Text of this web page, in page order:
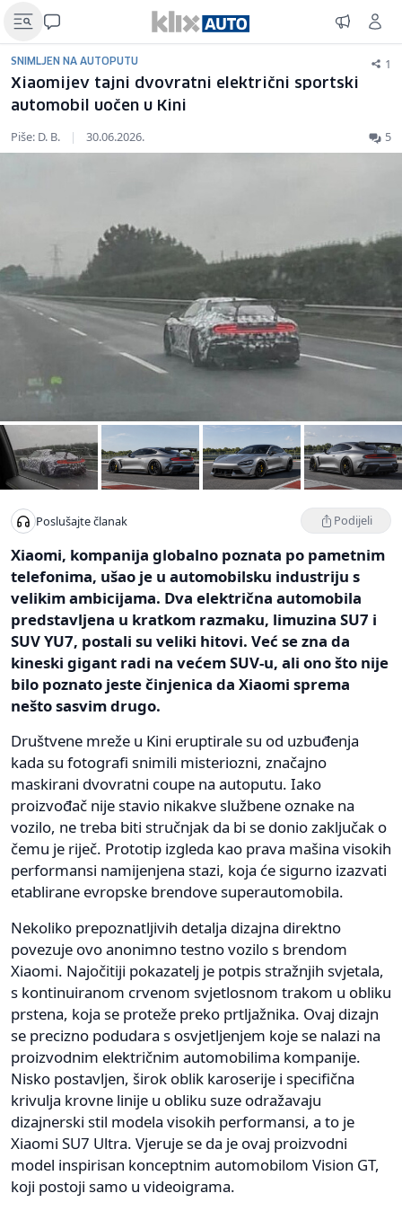
SNIMLJEN NA AUTOPUTU 1
Xiaomijev tajni dvovratni električni sportski
automobil uočen u Kini
Piše: D. B. | 30.06.2026. 5
Poslušajte članak Podijeli
Xiaomi, kompanija globalno poznata po pametnim
telefonima, ušao je u automobilsku industriju s
velikim ambicijama. Dva električna automobila
predstavljena u kratkom razmaku, limuzina SU7 i
SUV YU7, postali su veliki hitovi. Već se zna da
kineski gigant radi na većem SUV-u, ali ono što nije
bilo poznato jeste činjenica da Xiaomi sprema
nešto sasvim drugo.
Društvene mreže u Kini eruptirale su od uzbuđenja
kada su fotografi snimili misteriozni, značajno
maskirani dvovratni coupe na autoputu. Iako
proizvođač nije stavio nikakve službene oznake na
vozilo, ne treba biti stručnjak da bi se donio zaključak o
čemu je riječ. Prototip izgleda kao prava mašina visokih
performansi namijenjena stazi, koja će sigurno izazvati
etablirane evropske brendove superautomobila.
Nekoliko prepoznatljivih detalja dizajna direktno
povezuje ovo anonimno testno vozilo s brendom
Xiaomi. Najočitiji pokazatelj je potpis stražnjih svjetala,
s kontinuiranom crvenom svjetlosnom trakom u obliku
prstena, koja se proteže preko prtljažnika. Ovaj dizajn
se precizno podudara s osvjetljenjem koje se nalazi na
proizvodnim električnim automobilima kompanije.
Nisko postavljen, širok oblik karoserije i specifična
krivulja krovne linije u obliku suze odražavaju
dizajnerski stil modela visokih performansi, a to je
Xiaomi SU7 Ultra. Vjeruje se da je ovaj proizvodni
model inspirisan konceptnim automobilom Vision GT,
koji postoji samo u videoigrama.